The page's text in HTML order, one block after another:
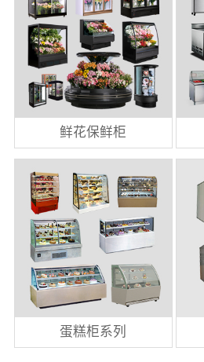
鲜花保鲜柜
蛋糕柜系列